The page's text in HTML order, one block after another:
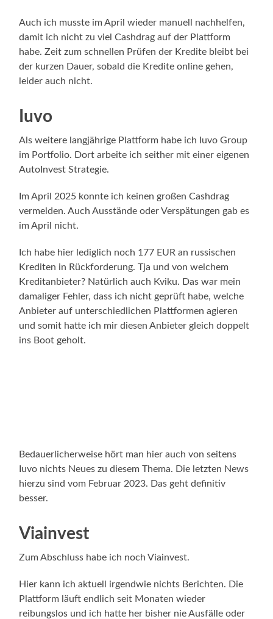
Auch ich musste im April wieder manuell nachhelfen,
damit ich nicht zu viel Cashdrag auf der Plattform
habe. Zeit zum schnellen Prüfen der Kredite bleibt bei
der kurzen Dauer, sobald die Kredite online gehen,
leider auch nicht.
Iuvo
Als weitere langjährige Plattform habe ich Iuvo Group
im Portfolio. Dort arbeite ich seither mit einer eigenen
AutoInvest Strategie.
Im April 2025 konnte ich keinen großen Cashdrag
vermelden. Auch Ausstände oder Verspätungen gab es
im April nicht.
Ich habe hier lediglich noch 177 EUR an russischen
Krediten in Rückforderung. Tja und von welchem
Kreditanbieter? Natürlich auch Kviku. Das war mein
damaliger Fehler, dass ich nicht geprüft habe, welche
Anbieter auf unterschiedlichen Plattformen agieren
und somit hatte ich mir diesen Anbieter gleich doppelt
ins Boot geholt.
Bedauerlicherweise hört man hier auch von seitens
Iuvo nichts Neues zu diesem Thema. Die letzten News
hierzu sind vom Februar 2023. Das geht definitiv
besser.
Viainvest
Zum Abschluss habe ich noch Viainvest.
Hier kann ich aktuell irgendwie nichts Berichten. Die
Plattform läuft endlich seit Monaten wieder
reibungslos und ich hatte her bisher nie Ausfälle oder